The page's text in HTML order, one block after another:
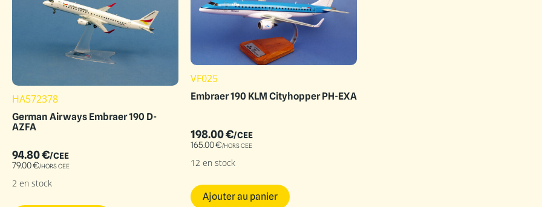
HA572378
German Airways Embraer 190 D-
AZFA
94.80€/CEE
79.00€/HORS CEE
2 en stock
VF025
Embraer 190 KLM Cityhopper PH-EXA
198.00€/CEE
165.00€/HORS CEE
12 en stock
Ajouter au panier